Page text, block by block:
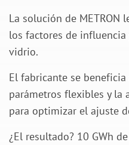
La solución de
los factores de
vidrio.
El fabricante se
parámetros flexibles y la
para optimizar el ajuste
¿El resultado? 10 GWh